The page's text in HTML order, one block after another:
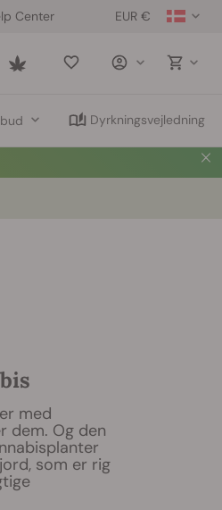
EUR €
Center
Saved
Dyrkningsvejledning
med
dem. Og den
som er rig